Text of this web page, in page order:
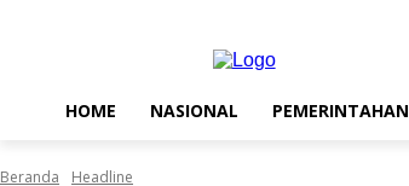
HOME NASIONAL PEMERINTAHAN
Beranda Headline